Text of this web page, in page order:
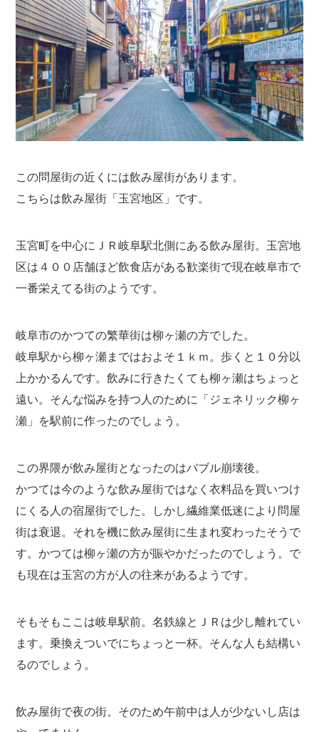
この問屋街の近くには飲み屋街があります。
こちらは飲み屋街「玉宮地区」です。
玉宮町を中心にＪＲ岐阜駅北側にある飲み屋街。玉宮地
区は４００店舗ほど飲食店がある歓楽街で現在岐阜市で
一番栄えてる街のようです。
岐阜市のかつての繁華街は柳ヶ瀬の方でした。
岐阜駅から柳ヶ瀬まではおよそ１ｋｍ。歩くと１０分以
上かかるんです。飲みに行きたくても柳ヶ瀬はちょっと
遠い。そんな悩みを持つ人のために「ジェネリック柳ヶ
瀬」を駅前に作ったのでしょう。
この界隈が飲み屋街となったのはバブル崩壊後。
かつては今のような飲み屋街ではなく衣料品を買いつけ
にくる人の宿屋街でした。しかし繊維業低迷により問屋
街は衰退。それを機に飲み屋街に生まれ変わったそうで
す。かつては柳ヶ瀬の方が賑やかだったのでしょう。で
も現在は玉宮の方が人の往来があるようです。
そもそもここは岐阜駅前。名鉄線とＪＲは少し離れてい
ます。乗換えついでにちょっと一杯。そんな人も結構い
るのでしょう。
飲み屋街で夜の街。そのため午前中は人が少ないし店は